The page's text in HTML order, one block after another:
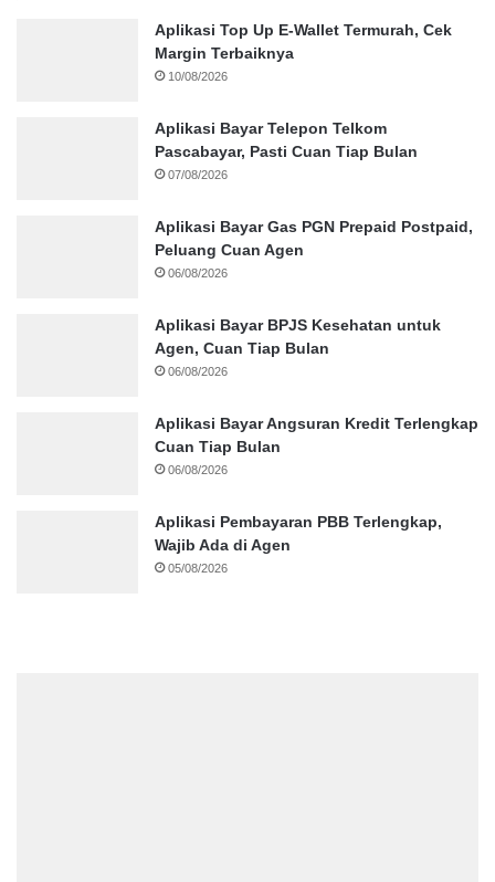
Aplikasi Top Up E-Wallet Termurah, Cek
Margin Terbaiknya
10/08/2026
Aplikasi Bayar Telepon Telkom
Pascabayar, Pasti Cuan Tiap Bulan
07/08/2026
Aplikasi Bayar Gas PGN Prepaid Postpaid,
Peluang Cuan Agen
06/08/2026
Aplikasi Bayar BPJS Kesehatan untuk
Agen, Cuan Tiap Bulan
06/08/2026
Aplikasi Bayar Angsuran Kredit Terlengkap
Cuan Tiap Bulan
06/08/2026
Aplikasi Pembayaran PBB Terlengkap,
Wajib Ada di Agen
05/08/2026